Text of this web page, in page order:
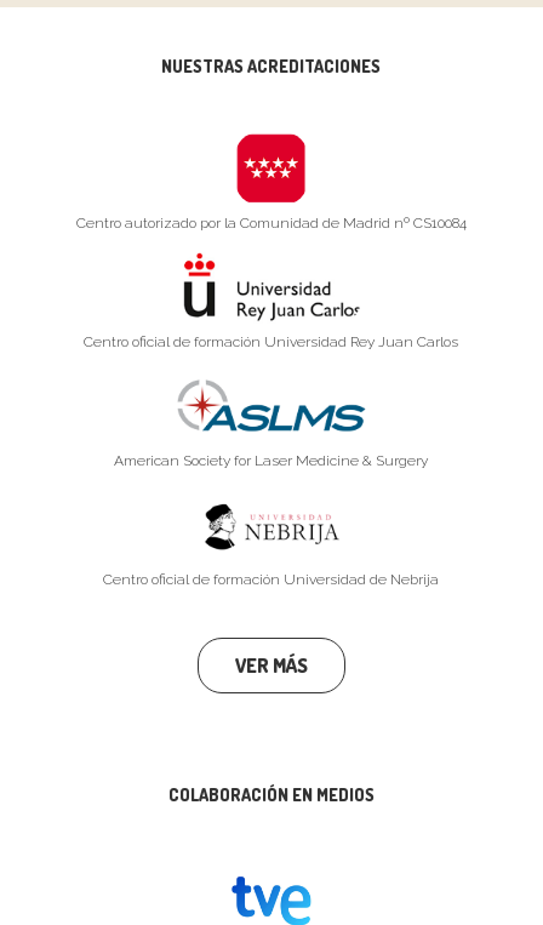
NUESTRAS ACREDITACIONES
Centro autorizado por la Comunidad de Madrid nº CS10084
Centro oficial de formación Universidad Rey Juan Carlos
American Society for Laser Medicine & Surgery
Centro oficial de formación Universidad de Nebrija
VER MÁS
COLABORACIÓN EN MEDIOS